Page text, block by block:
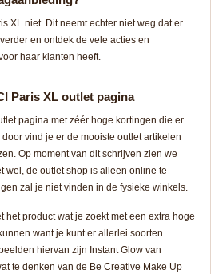
XL niet. Dit neemt echter niet weg dat er
en ontdek de vele acties en
haar klanten heeft.
Paris XL outlet pagina
pagina met zéér hoge kortingen die er
vind je er de mooiste outlet artikelen
Op moment van dit schrijven zien we
wel, de outlet shop is alleen online te
zal je niet vinden in de fysieke winkels.
het product wat je zoekt met een extra hoge
want je kunt er allerlei soorten
hiervan zijn Instant Glow van
te denken van de Be Creative Make Up